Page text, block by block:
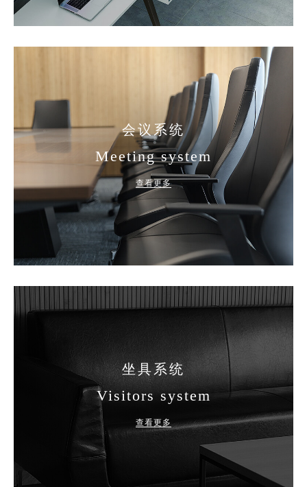
会议系统
Meeting system
查看更多
坐具系统
Visitors system
查看更多